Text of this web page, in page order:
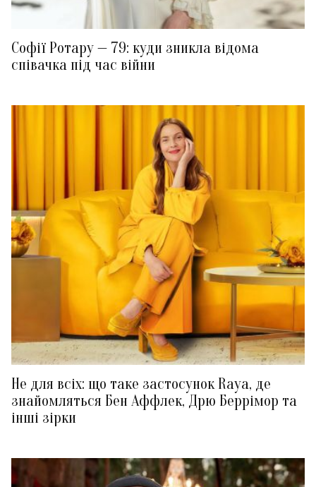
Софії Ротару — 79: куди зникла відома
співачка під час війни
Не для всіх: що таке застосунок Raya, де
знайомляться Бен Аффлек, Дрю Беррімор та
інші зірки